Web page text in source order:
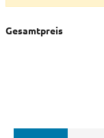
Gesamtpreis